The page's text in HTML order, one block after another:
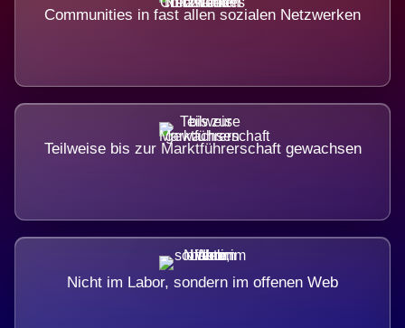
Communities in fast allen sozialen Netzwerken
Teilweise bis zur Marktführerschaft gewachsen
Nicht im Labor, sondern im offenen Web